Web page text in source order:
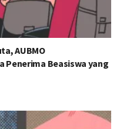
AUBMO
Penerima Beasiswa yang